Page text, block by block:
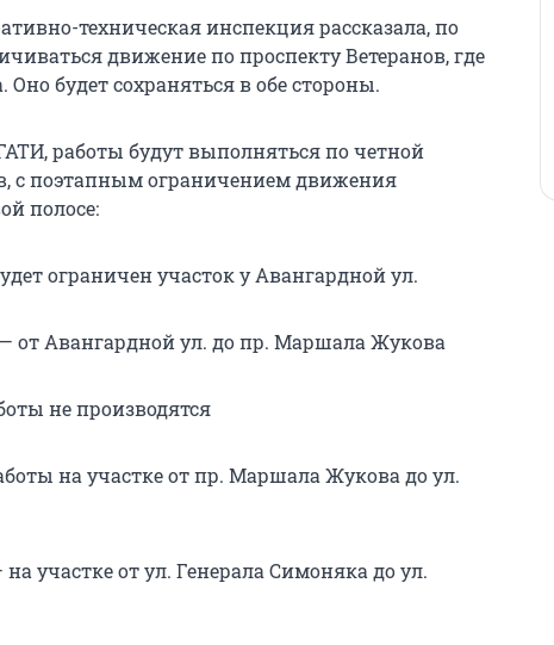
техническая инспекция рассказала, по
движение по проспекту Ветеранов, где
будет сохраняться в обе стороны.
работы будут выполняться по четной
с поэтапным ограничением движения
полосе:
ограничен участок у Авангардной ул.
— от Авангардной ул. до пр. Маршала Жукова
не производятся
на участке от пр. Маршала Жукова до ул.
участке от ул. Генерала Симоняка до ул.